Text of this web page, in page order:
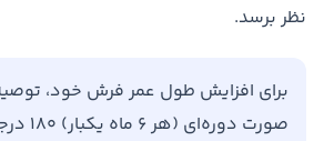
نظر برسد.
برای افزایش طول عمر فرش خود،
صورت